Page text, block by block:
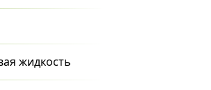
жидкость